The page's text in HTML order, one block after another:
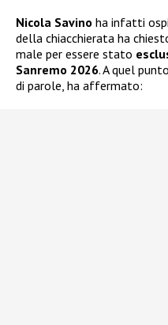
Nicola Savino ha infatti
della chiacchierata ha
male per essere stato
Sanremo 2026. A quel
di parole, ha affermato: